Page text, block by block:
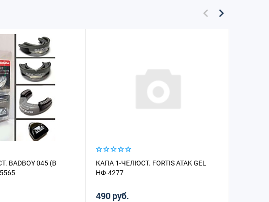
BADBOY 045 (В
КАПА 1-ЧЕЛЮСТ. FORTIS ATAK GEL
НФ-4277
490 руб.